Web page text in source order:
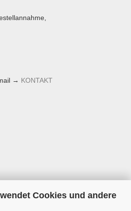
Cookies und andere
→ KONTAKT